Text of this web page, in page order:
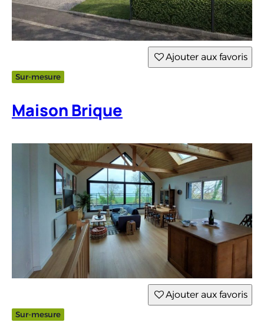
Ajouter aux favoris
Sur-mesure
Maison Brique
Ajouter aux favoris
Sur-mesure